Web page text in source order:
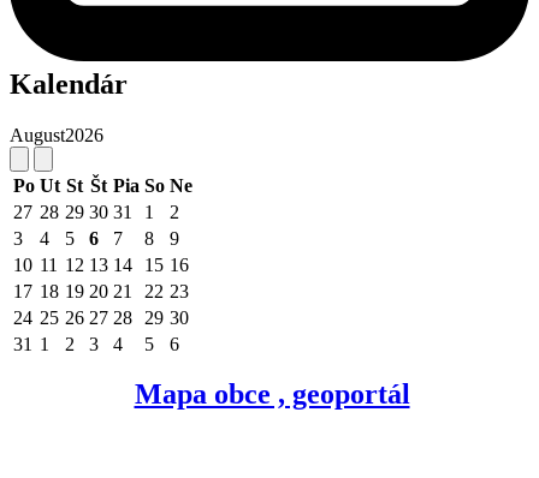
Kalendár
August2026
Po Ut St Št Pia So Ne
27 28 29 30 31 1
2
3
4 5 6 7 8
9
10 11 12 13 14 15 16
17 18 19 20 21 22 23
24 25 26 27 28 29 30
31 1 2 3 4 5 6
Mapa obce , geoportál